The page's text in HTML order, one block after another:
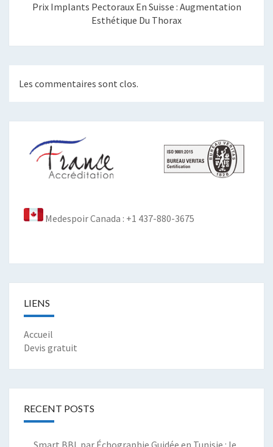
Prix Implants Pectoraux En Suisse : Augmentation
Esthétique Du Thorax
Les commentaires sont clos.
Medespoir Canada : +1 437-880-3675
LIENS
Accueil
Devis gratuit
RECENT POSTS
Smart BBL par Échographie Guidée en Tunisie : le